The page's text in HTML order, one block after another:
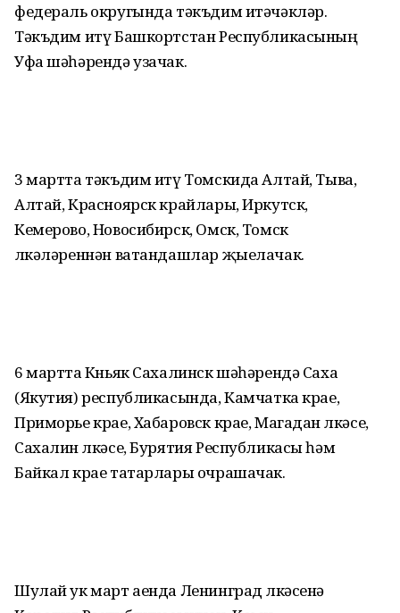
федераль округында тәкъдим итәчәкләр.
Тәкъдим итү Башкортстан Республикасының
Уфа шәһәрендә узачак.
3 мартта тәкъдим итү Томскида Алтай, Тыва,
Алтай, Красноярск крайлары, Иркутск,
Кемерово, Новосибирск, Омск, Томск
өлкәләреннән ватандашлар җыелачак.
6 мартта Көньяк Сахалинск шәһәрендә Саха
(Якутия) республикасында, Камчатка крае,
Приморье крае, Хабаровск крае, Магадан өлкәсе,
Сахалин өлкәсе, Бурятия Республикасы һәм
Байкал крае татарлары очрашачак.
Шулай ук март аенда Ленинград өлкәсенә